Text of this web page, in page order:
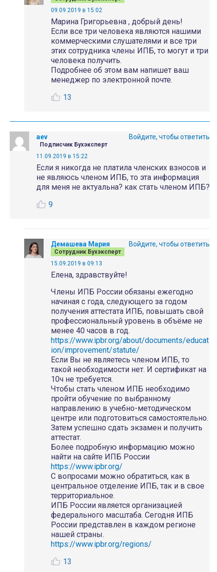
09.09.2019 в 15:02
Марина Григорьевна , добрый день!
Если все три человека являются нашими
коммерческими слушателями и все три
этих сотрудника члены ИПБ, то могут и три
человека получить.
Подробнее об этом вам напишет ваш
менеджер по электронной почте.
13
aev
Подписчик Бухэксперт
11.09.2019 в 15:22
Если я никогда не платила членских взносов и
не являюсь членом ИПБ, то эта информация
для меня не актуальна? как стать членом ИПБ?
9
Войдите, чтобы ответить
Демашева Мария
Сотрудник Бухэксперт
15.09.2019 в 09:13
Елена, здравствуйте!
Члены ИПБ России обязаны ежегодно
начиная с года, следующего за годом
получения аттестата ИПБ, повышать свой
профессиональный уровень в объёме не
менее 40 часов в год.
https://www.ipbr.org/about/documents/educat
ion/improvement/statute/
Если Вы не являетесь членом ИПБ, то
такой необходимости нет. И сертификат на
10ч не требуется.
Чтобы стать членом ИПБ необходимо
пройти обучение по выбранному
направлению в учебно-методическом
центре или подготовиться самостоятельно.
Затем успешно сдать экзамен и получить
аттестат.
Более подробную информацию можно
найти на сайте ИПБ России
https://www.ipbr.org/
С вопросами можно обратиться, как в
центральное отделение ИПБ, так и в свое
территориальное.
ИПБ России является организацией
федерального масштаба. Сегодня ИПБ
России представлен в каждом регионе
нашей страны.
https://www.ipbr.org/regions/
13
Войдите, чтобы ответить